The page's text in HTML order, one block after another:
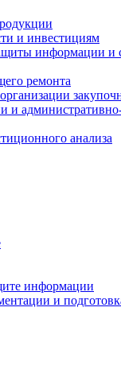
и инвестициям
информации
ремонта
и
анализа
информации
и